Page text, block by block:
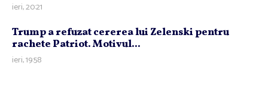
ieri, 20:21
Trump a refuzat cererea lui Zelenski pentru
rachete Patriot. Motivul...
ieri, 19:58